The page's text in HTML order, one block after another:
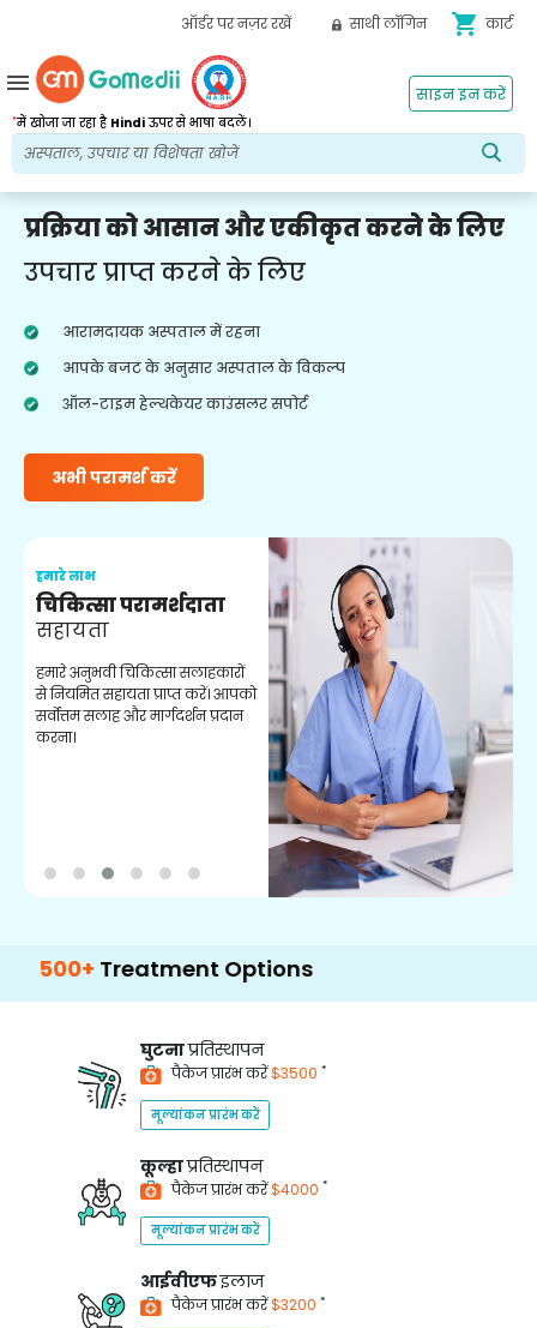
ऑर्डर पर नज़र रखें साथी लॉगिन shopping_cart कार्ट
*में खोजा जा रहा है Hindiऊपर से भाषा बदलें।
साइन इन करें
menu
प्रक्रिया को आसान और एकीकृत करने के लिए
उपचार प्राप्त करने के लिए
आरामदायक अस्पताल में रहना
आपके बजट के अनुसार अस्पताल के विकल्प
ऑल-टाइम हेल्थकेयर काउंसलर सपोर्ट
अभी परामर्श करें
हमारे लाभ
चिकित्सा परामर्शदाता
सहायता
हमारे अनुभवी चिकित्सा सलाहकारों
से नियमित सहायता प्राप्त करें। आपको
सर्वोत्तम सलाह और मार्गदर्शन प्रदान
करना।
Treatment Options
घुटनाप्रतिस्थापन
पैकेज प्रारंभ करें$3500 *
मूल्यांकन प्रारंभ करें
कूल्हाप्रतिस्थापन
पैकेज प्रारंभ करें$4000 *
मूल्यांकन प्रारंभ करें
आईवीएफइलाज
पैकेज प्रारंभ करें$3200 *